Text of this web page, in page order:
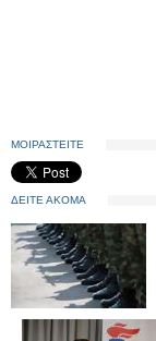
ΜΟΙΡΑΣΤΕΙΤΕ
ΔΕΙΤΕ ΑΚΟΜΑ